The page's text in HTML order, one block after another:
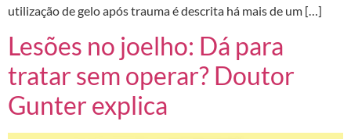
utilização de gelo após trauma é descrita há mais de um […]
Lesões no joelho: Dá para
tratar sem operar? Doutor
Gunter explica